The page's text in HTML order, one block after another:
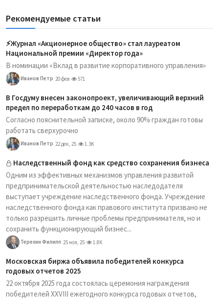
Рекомендуемые статьи
⚡️Журнал «Акционерное общество» стал лауреатом
Национальной премии «Директор года»
В номинации «Вклад в развитие корпоративного управления»
Иванов Петр 20 фев 571
В Госдуму внесен законопроект, увеличивающий верхний
предел по переработкам до 240 часов в год
Согласно пояснительной записке, около 90% граждан готовы
работать сверхурочно
Иванов Петр 22 дек, 25 1.3K
Наследственный фонд как средство сохранения бизнеса
Одним из эффективных механизмов управления развитой
предпринимательской деятельностью наследодателя
выступает учреждение наследственного фонда. Учреждение
наследственного фонда как правового института призвано не
только разрешить личные проблемы предпринимателя, но и
сохранить функционирующий бизнес...
Терехин Филипп 25 ноя, 25 1.8K
Московская биржа объявила победителей конкурса
годовых отчетов 2025
22 октября 2025 года состоялась церемония награждения
победителей XXVIII ежегодного конкурса годовых отчетов,